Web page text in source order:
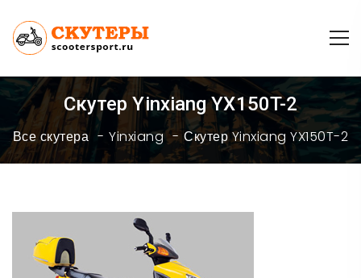
Скутер Yinxiang YX150T-2
Все скутера Yinxiang Скутер Yinxiang YX150T-2